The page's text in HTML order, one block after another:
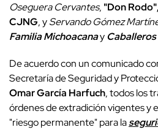
Oseguera Cervantes, "Don Rodo",
CJNG, yServando Gómez
Familia Michoacanay
De acuerdo con un comunicado
Secretaría de Seguridad y
Omar García Harfuch, todos los
órdenes de extradición vigentes y
"riesgo permanente" para la